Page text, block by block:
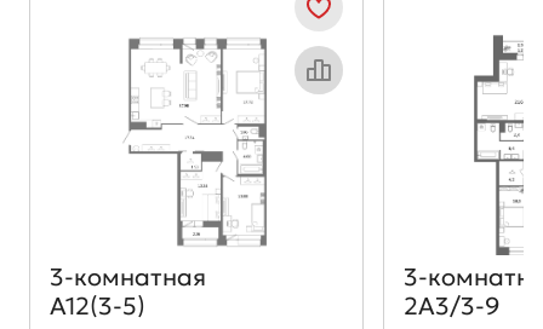
Объект месяца
3‑комнатная
А12(3-5)
2А3/3-9